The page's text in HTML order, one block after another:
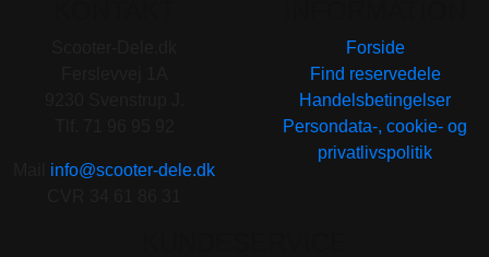
info@scooter-dele.dk
Forside
Find reservedele
Handelsbetingelser
Persondata-, cookie- og
privatlivspolitik